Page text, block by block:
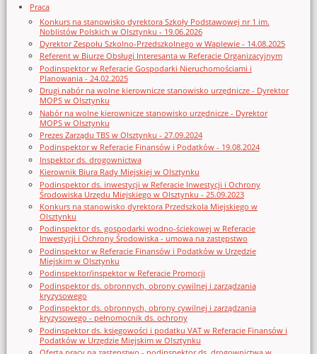
Praca
Konkurs na stanowisko dyrektora Szkoły Podstawowej nr 1 im.
Noblistów Polskich w Olsztynku - 19.06.2026
Dyrektor Zespołu Szkolno-Przedszkolnego w Waplewie - 14.08.2025
Referent w Biurze Obsługi Interesanta w Referacie Organizacyjnym
Podinspektor w Referacie Gospodarki Nieruchomościami i
Planowania - 24.02.2025
Drugi nabór na wolne kierownicze stanowisko urzędnicze - Dyrektor
MOPS w Olsztynku
Nabór na wolne kierownicze stanowisko urzędnicze - Dyrektor
MOPS w Olsztynku
Prezes Zarządu TBS w Olsztynku - 27.09.2024
Podinspektor w Referacie Finansów i Podatków - 19.08.2024
Inspektor ds. drogownictwa
Kierownik Biura Rady Miejskiej w Olsztynku
Podinspektor ds. inwestycji w Referacie Inwestycji i Ochrony
Środowiska Urzędu Miejskiego w Olsztynku - 25.09.2023
Konkurs na stanowisko dyrektora Przedszkola Miejskiego w
Olsztynku
Podinspektor ds. gospodarki wodno-ściekowej w Referacie
Inwestycji i Ochrony Środowiska - umowa na zastępstwo
Podinspektor w Referacie Finansów i Podatków w Urzędzie
Miejskim w Olsztynku
Podinspektor/inspektor w Referacie Promocji
Podinspektor ds. obronnych, obrony cywilnej i zarządzania
kryzysowego
Podinspektor ds. obronnych, obrony cywilnej i zarządzania
kryzysowego - pełnomocnik ds. ochrony
Podinspektor ds. księgowości i podatku VAT w Referacie Finansów i
Podatków w Urzędzie Miejskim w Olsztynku